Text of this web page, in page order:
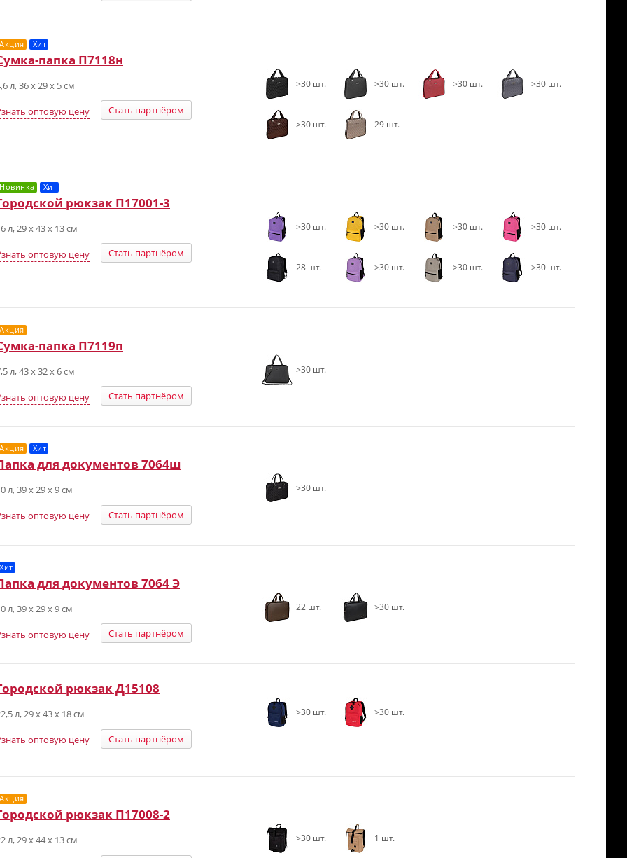
Акция Хит
папка П7118н
л, 36 х 29 х 5 см
оптовую цену Стать партнёром
>30 шт. >30 шт. >30 шт. >30 шт.
>30 шт. 29 шт.
Новинка Хит
рюкзак П17001-3
л, 29 x 43 x 13 см
оптовую цену Стать партнёром
>30 шт. >30 шт. >30 шт. >30 шт.
28 шт. >30 шт. >30 шт. >30 шт.
Акция
папка П7119п
л, 43 х 32 х 6 см
оптовую цену Стать партнёром
>30 шт.
Акция Хит
для документов 7064ш
л, 39 х 29 х 9 см
оптовую цену Стать партнёром
>30 шт.
Хит
для документов 7064 Э
л, 39 х 29 х 9 см
оптовую цену Стать партнёром
22 шт. >30 шт.
рюкзак Д15108
л, 29 х 43 х 18 см
оптовую цену Стать партнёром
>30 шт. >30 шт.
Акция
рюкзак П17008-2
л, 29 x 44 x 13 см >30 шт. 1 шт.